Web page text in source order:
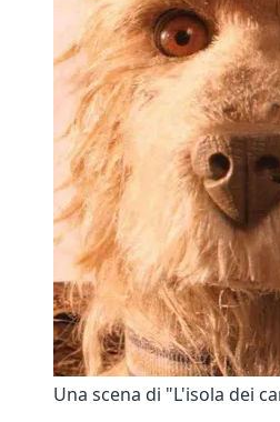
Una scena di "L'isola dei